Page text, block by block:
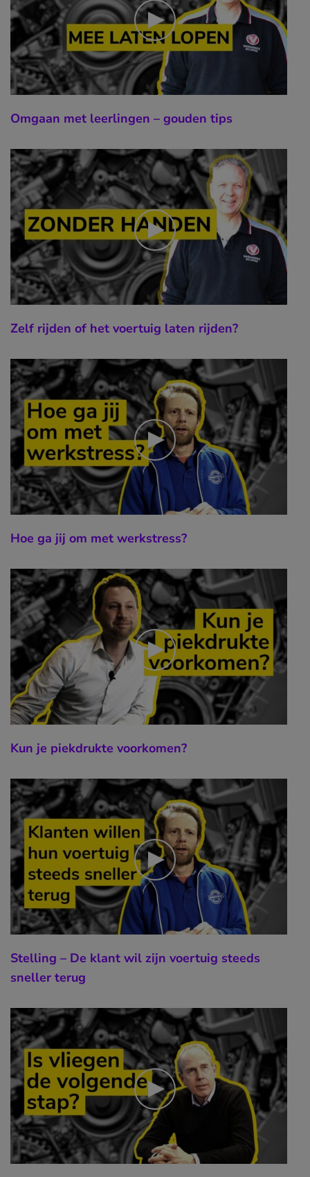
Omgaan met leerlingen – gouden tips
Zelf rijden of het voertuig laten rijden?
Hoe ga jij om met werkstress?
Kun je piekdrukte voorkomen?
Stelling – De klant wil zijn voertuig steeds
sneller terug